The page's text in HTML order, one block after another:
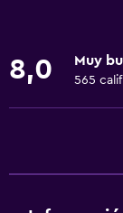
Alfombrado
Vista a la ciudad
8,0 Muy
565